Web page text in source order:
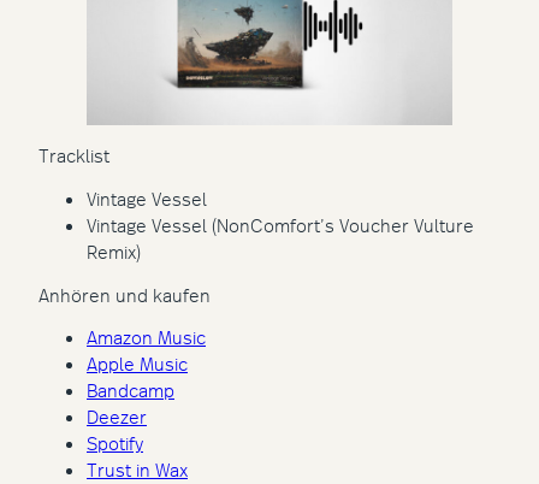
Tracklist
Vintage Vessel
Vintage Vessel (NonComfort’s Voucher Vulture
Remix)
Anhören und kaufen
Amazon Music
Apple Music
Bandcamp
Deezer
Spotify
Trust in Wax